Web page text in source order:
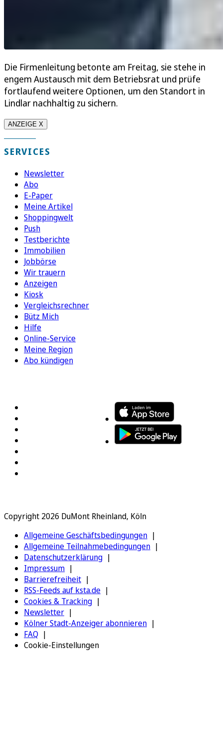
Die Firmenleitung betonte am Freitag, sie stehe in
engem Austausch mit dem Betriebsrat und prüfe
fortlaufend weitere Optionen, um den Standort in
Lindlar nachhaltig zu sichern.
ANZEIGE X
SERVICES
Newsletter
Abo
E-Paper
Meine Artikel
Shoppingwelt
Push
Testberichte
Immobilien
Jobbörse
Wir trauern
Anzeigen
Kiosk
Vergleichsrechner
Bütz Mich
Hilfe
Online-Service
Meine Region
Abo kündigen
Copyright 2026 DuMont Rheinland, Köln
Allgemeine Geschäftsbedingungen
Allgemeine Teilnahmebedingungen
Datenschutzerklärung
Impressum
Barrierefreiheit
RSS-Feeds auf ksta.de
Cookies & Tracking
Newsletter
Kölner Stadt-Anzeiger abonnieren
FAQ
Cookie-Einstellungen